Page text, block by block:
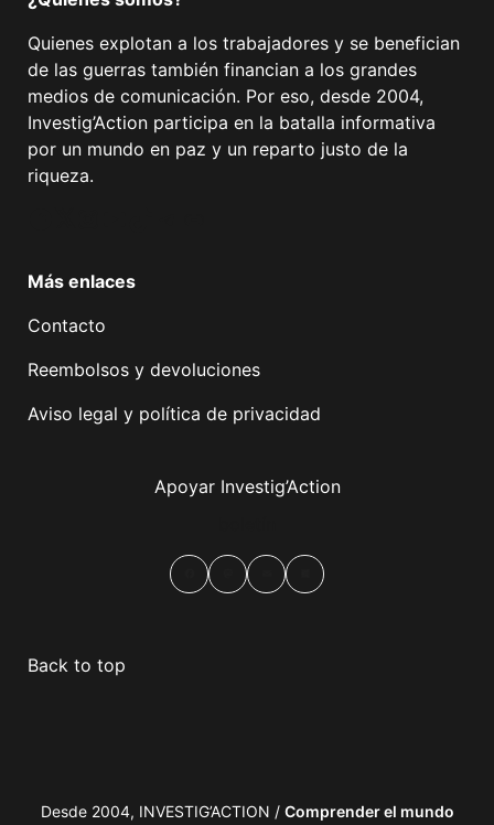
Quienes explotan a los trabajadores y se benefician
de las guerras también financian a los grandes
medios de comunicación. Por eso, desde 2004,
Investig’Action participa en la batalla informativa
por un mundo en paz y un reparto justo de la
riqueza.
Más enlaces
Contacto
Reembolsos y devoluciones
Aviso legal y política de privacidad
Apoyar Investig’Action
Back to top
Desde 2004, INVESTIG’ACTION / Comprender el mundo